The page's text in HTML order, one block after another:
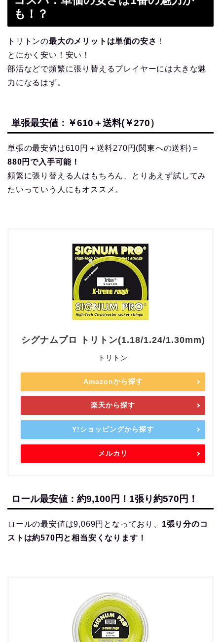
も！？
トリトンの最大のメリットは単価の安さ ！
とにかく安い！安い！
部活などで頻繁に張り替えるプレイヤーには大きな魅
力になるはず。
単張最安値：￥610＋送料(￥270）
単張の最安値は610円＋送料270円(関東への送料)＝
880円で入手可能！
頻繁に張り替える人はもちろん、とりあえず試してみ
たいっていう人にもオススメ。
シグナムプロ トリトン(1.18/1.24/1.30mm)
トリトン
Amazonから探す
楽天から探す
Y!ショッピングから探す
メルカリ
ロール最安値：約9,100円！1張り約570円！
ロールの最安値は9,069円となっており、 1張り分のコ
ストは約570円と相当安くなります！